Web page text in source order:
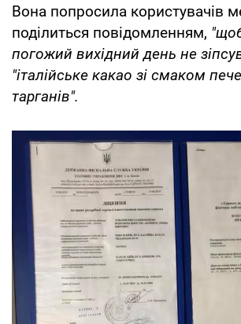
Вона попросила користувачів
поділиться повідомленням,
погожий вихідний день не
"італійське какао зі смаком
тарганів".